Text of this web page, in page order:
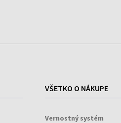
VŠETKO O NÁKUPE
Vernostný systém